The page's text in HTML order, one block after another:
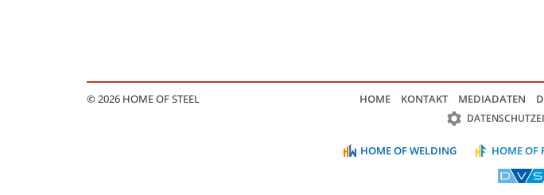
© 2026 HOME OF STEEL HOME KONTAKT MEDIADATEN
HOME OF WELDING HOME OF